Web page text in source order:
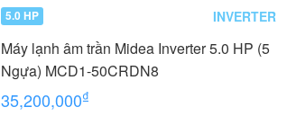
5.0 HP INVERTER
Máy lạnh âm trần Midea Inverter 5.0 HP (5
Ngựa) MCD1-50CRDN8
35,200,000₫